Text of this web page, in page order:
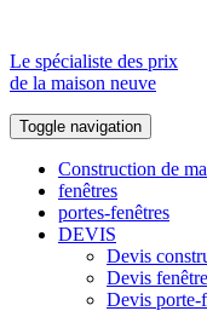
Le spécialiste des prix
de la maison neuve
Toggle navigation
Construction de
fenêtres
portes-fenêtres
DEVIS
Devis
Devis fenêtre
Devis porte-